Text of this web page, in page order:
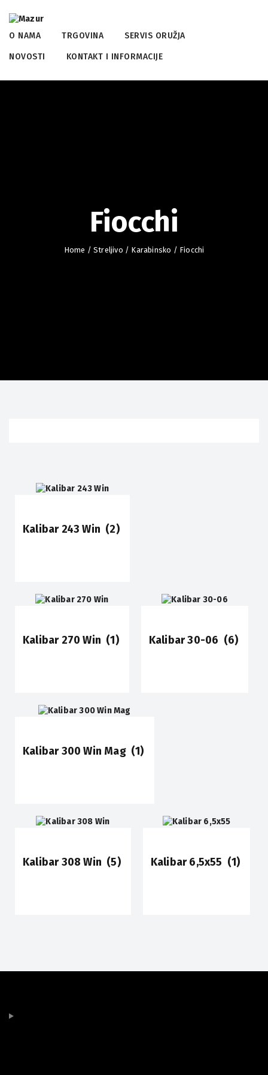
O NAMA TRGOVINA SERVIS ORUŽJA
NOVOSTI KONTAKT I INFORMACIJE
Fiocchi
Home / Streljivo / Karabinsko / Fiocchi
Kalibar 243 Win (2)
Kalibar 270 Win (1) Kalibar 30-06 (6)
Kalibar 300 Win Mag (1)
Kalibar 308 Win (5) Kalibar 6,5x55 (1)